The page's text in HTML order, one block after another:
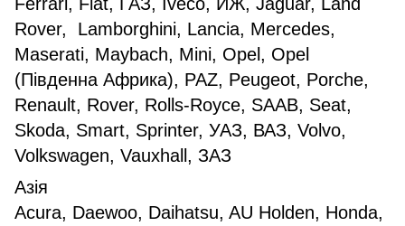
Rover, Lamborghini, Lancia, Mercedes,
Maserati, Maybach, Mini, Opel, Opel
(Південна Африка), PAZ, Peugeot, Porche,
Renault, Rover, Rolls-Royce, SAAB, Seat,
Skoda, Smart, Sprinter, УАЗ, ВАЗ, Volvo,
Volkswagen, Vauxhall, ЗАЗ
Азія
Acura, Daewoo, Daihatsu, AU Holden, Honda,